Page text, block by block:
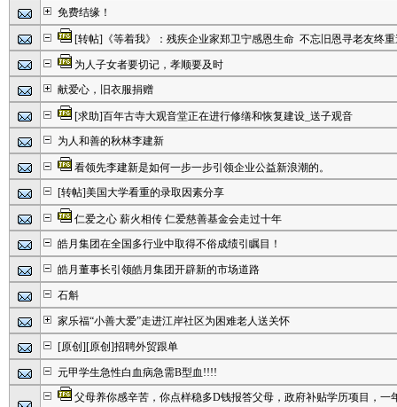
免费结缘！
[转帖]《等着我》：残疾企业家郑卫宁感恩生命 不忘旧恩寻老友终
为人子女者要切记，孝顺要及时
献爱心，旧衣服捐赠
[求助]百年古寺大观音堂正在进行修缮和恢复建设_送子观音
为人和善的秋林李建新
看领先李建新是如何一步一步引领企业公益新浪潮的。
[转帖]美国大学看重的录取因素分享
仁爱之心 薪火相传 仁爱慈善基金会走过十年
皓月集团在全国多行业中取得不俗成绩引瞩目！
皓月董事长引领皓月集团开辟新的市场道路
石斛
家乐福“小善大爱”走进江岸社区为困难老人送关怀
[原创][原创]招聘外贸跟单
元甲学生急性白血病急需B型血!!!!
父母养你感辛苦，你点样稳多D钱报答父母，政府补贴学历项目，一